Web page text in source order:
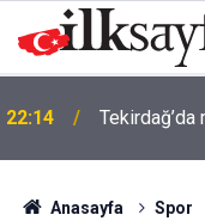
22:09
vefat listesi
Anasayfa Spor